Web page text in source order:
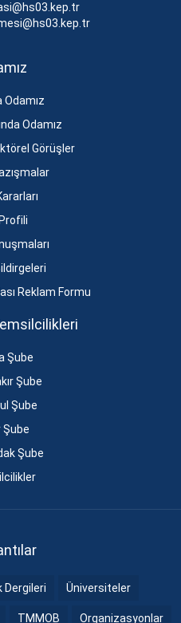
Odamız
Odamız
Görüşler
Reklam Formu
Şube
Şube
Şube
Şube
Şube
Dergileri Üniversiteler
TMMOB Organizasyonlar